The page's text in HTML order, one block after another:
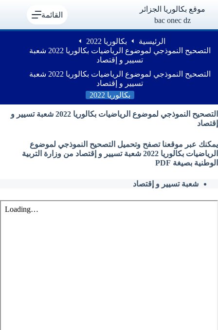
موقع بكالوريا الجزائر
bac onec dz
القائمة
الرئيسية
بكالوريا 2022
التصحيح النموذجي لموضوع الرياضيات بكالوريا 2022 شعبة
تسيير و إقتصاد
التصحيح النموذجي لموضوع الرياضيات بكالوريا 2022 شعبة
تسيير و إقتصاد
بكالوريا 2022
التصحيح النموذجي لموضوع الرياضيات بكالوريا 2022 شعبة تسيير و
إقتصاد
يمكنك عبر موقعنا تصفح وتحميل التصحيح النموذجي لموضوع
الرياضيات بكالوريا 2022 شعبة تسيير و إقتصاد من وزارة التربية
الوطنية بصيغة PDF
شعبة تسيير و إقتصاد